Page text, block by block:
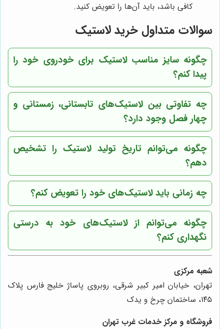
کافی باشد، باید آن‌ها را تعویض کنید.
سوالات متداول خرید لاستیک
چگونه سایز مناسب لاستیک برای خودروی خود را
پیدا کنم؟
چه تفاوتی بین لاستیک‌های تابستانی، زمستانی و
چهار فصل وجود دارد؟
چگونه می‌توانم تاریخ تولید لاستیک را تشخیص
دهم؟
چه زمانی باید لاستیک‌های خود را تعویض کنم؟
چگونه می‌توانم از لاستیک‌های خود به درستی
نگهداری کنم؟
شعبه مرکزی
تهران، خیابان امیر کبیر شرقی، روبروی پاساژ خلیج فارس پلاک
۱۴۵، ساختمان چرخ و یدک
فروشگاه و مرکز خدمات غرب تهران